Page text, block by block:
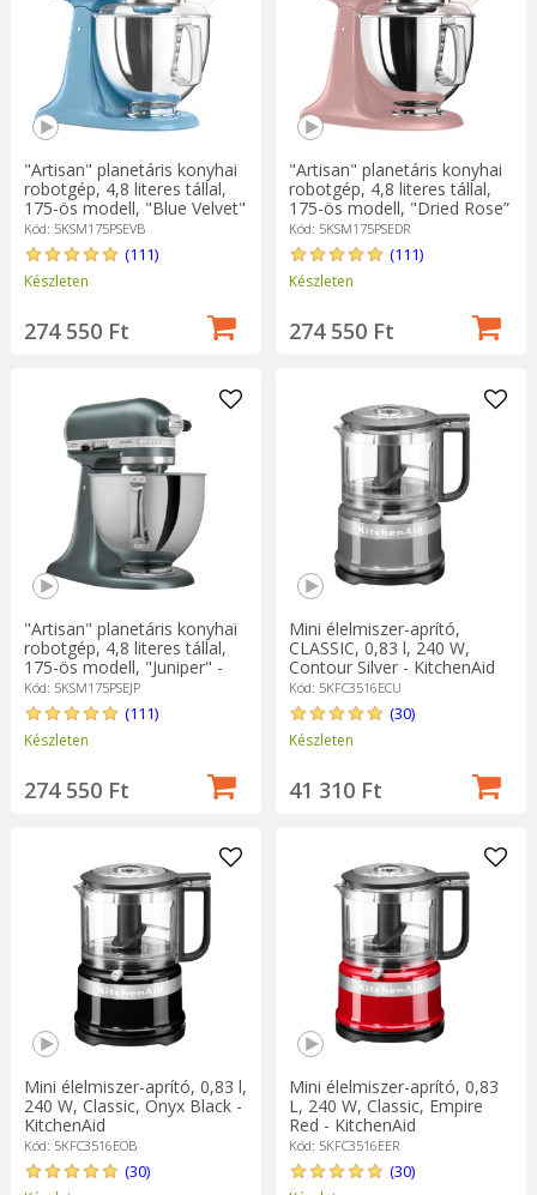
"Artisan" planetáris konyhai
robotgép, 4,8 literes tállal,
175-ös modell, "Blue Velvet"
- KitchenAid
Kód: 5KSM175PSEVB
(111)
Készleten
274 550 Ft
"Artisan" planetáris konyhai
robotgép, 4,8 literes tállal,
175-ös modell, "Dried Rose”
- KitchenAid
Kód: 5KSM175PSEDR
(111)
Készleten
274 550 Ft
"Artisan" planetáris konyhai
robotgép, 4,8 literes tállal,
175-ös modell, "Juniper" -
KitchenAid
Kód: 5KSM175PSEJP
(111)
Készleten
274 550 Ft
Mini élelmiszer-aprító,
CLASSIC, 0,83 l, 240 W,
Contour Silver - KitchenAid
Kód: 5KFC3516ECU
(30)
Készleten
41 310 Ft
Mini élelmiszer-aprító, 0,83 l,
240 W, Classic, Onyx Black -
KitchenAid
Kód: 5KFC3516EOB
(30)
Mini élelmiszer-aprító, 0,83
L, 240 W, Classic, Empire
Red - KitchenAid
Kód: 5KFC3516EER
(30)